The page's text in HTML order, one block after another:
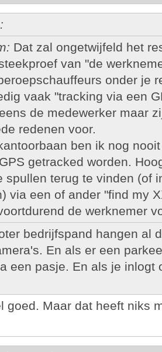
Dat zal ongetwijfeld het
van "de
onder je
vaak "tracking via een
de medewerker maar
redenen voor.
ben ik nog
getracked worden.
spullen terug te vinden (of
via een of ander "find my
de werknemer
bedrijfspand hangen al
En als er een
een pasje. En als je inlogt
goed. Maar dat heeft niks